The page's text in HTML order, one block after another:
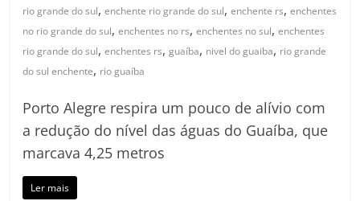
rio grande do sul,enchente rio grande do sul,enchente rs,enchentes
no rio grande do sul,enchentes no rs,enchentes no sul,enchentes
rio grande do sul,enchentes rs,guaíba, nivel do guaiba, rio grande
do sul enchente, rio guaíba
Porto Alegre respira um pouco de alívio com
a redução do nível das águas do Guaíba, que
marcava 4,25 metros
Ler mais